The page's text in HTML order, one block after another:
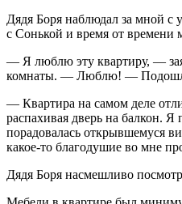
Дядя Боря наблюдал за мной с
с Сонькой и время от времени
— Я люблю эту квартиру, —
комнаты. — Люблю! —
— Квартира на самом деле
распахивая дверь на балкон.
порадовалась открывшемуся
какое-то благодушие во мне
Дядя Боря насмешливо